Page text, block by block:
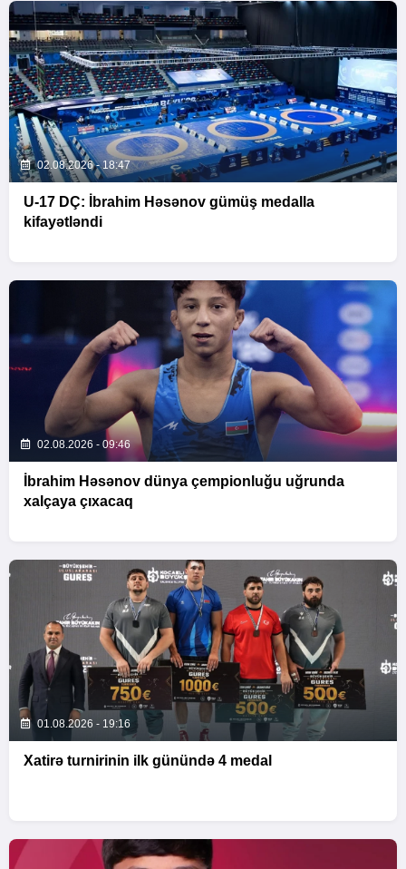
02.08.2026 - 18:47
U-17 DÇ: İbrahim Həsənov gümüş medalla
kifayətləndi
02.08.2026 - 09:46
İbrahim Həsənov dünya çempionluğu uğrunda
xalçaya çıxacaq
01.08.2026 - 19:16
Xatirə turnirinin ilk günündə 4 medal